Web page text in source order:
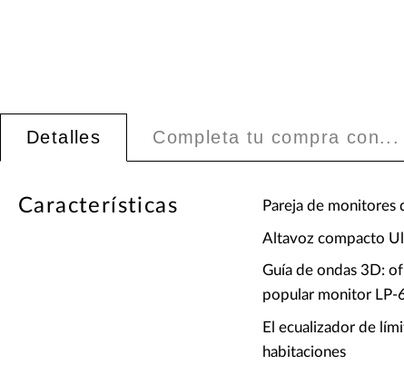
Detalles Completa tu compra con...
Características Pareja de
Altavoz compacto
Guía de ondas 3D:
popular monitor LP-
El ecualizador de
habitaciones